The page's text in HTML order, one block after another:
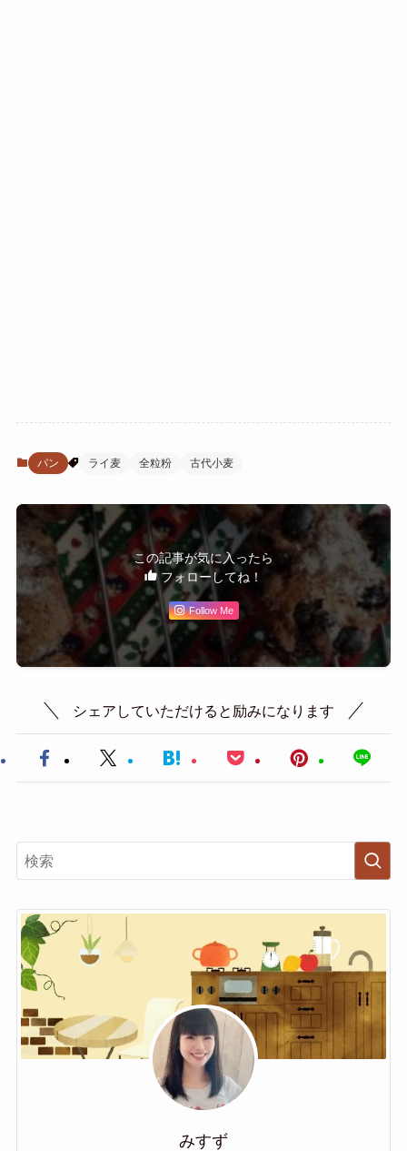
パン ライ麦 全粒粉 古代小麦
この記事が気に入ったら
フォローしてね！
Follow Me
シェアしていただけると励みになります
みすず